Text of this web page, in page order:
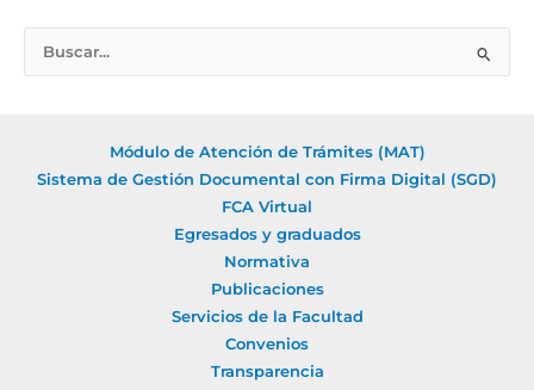
Módulo de Atención de Trámites (MAT)
Sistema de Gestión Documental con Firma Digital (SGD)
FCA Virtual
Egresados y graduados
Normativa
Publicaciones
Servicios de la Facultad
Convenios
Transparencia